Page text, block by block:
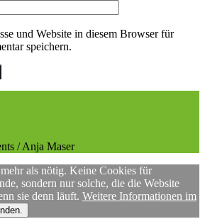
und Website in diesem Browser für
speichern.
/ Anja Maser
als nötig. Keine Cookies für
sondern nur solche, die die Website
sie denn läuft. Weitere Informationen im